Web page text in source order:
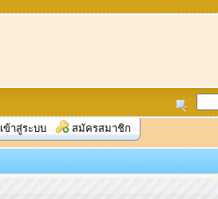
เข้าสู่ระบบ สมัครสมาชิก